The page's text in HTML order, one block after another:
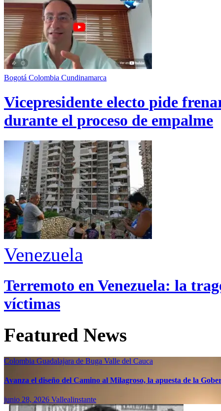
Bogotá Colombia Cundinamarca
Vicepresidente electo pide
durante el proceso de empalme
Venezuela
Terremoto en Venezuela: la
víctimas
Featured News
Colombia Guadalajara de Buga Valle del Cauca
Avanza el diseño del Camino al Milagroso, la apuesta de la
junio 28, 2026 Vallealinstante